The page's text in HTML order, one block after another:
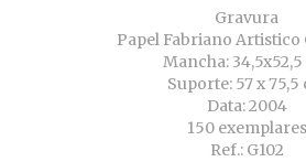
Gravura
Papel Fabriano Artistico
Mancha:
Suporte: 57 x 75,5
Data: 2004
150 exemplares
Ref.: G102